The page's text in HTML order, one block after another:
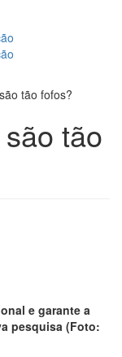
tão fofos?
tão
e garante a
pesquisa (Foto: